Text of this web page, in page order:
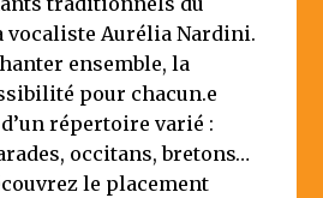
vocaliste Aurélia Nardini.
ensemble, la
pour chacun.e
répertoire varié :
occitans, bretons…
le placement